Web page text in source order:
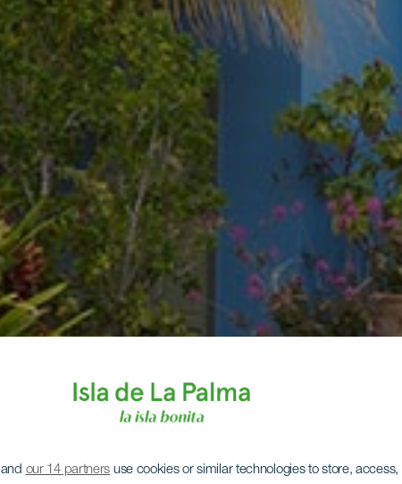
our 14 partners use cookies or similar technologies to store, access,